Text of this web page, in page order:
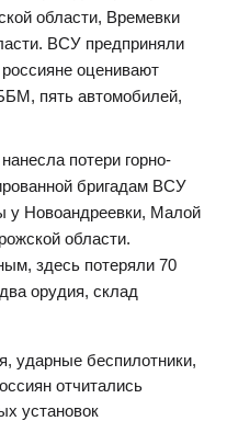
области, Времевки
ВСУ предприняли
оценивают
пять автомобилей,
нанесла потери горно-
бригадам ВСУ
у Новоандреевки, Малой
области.
здесь потеряли 70
орудия, склад
ударные беспилотники,
отчитались
установок